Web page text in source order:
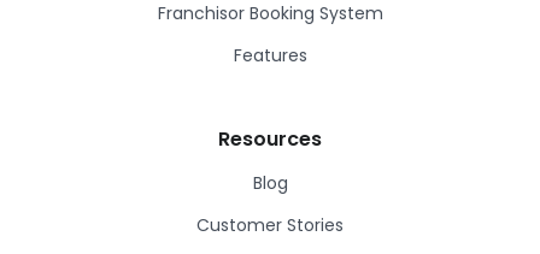
Franchisor Booking System
Features
Resources
Blog
Customer Stories